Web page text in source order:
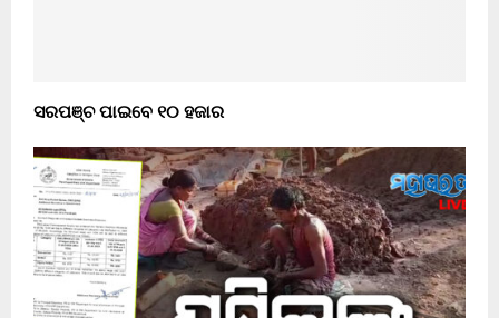
ସରପଞ୍ଚ ପାଇବେ ୧୦ ହଜାର